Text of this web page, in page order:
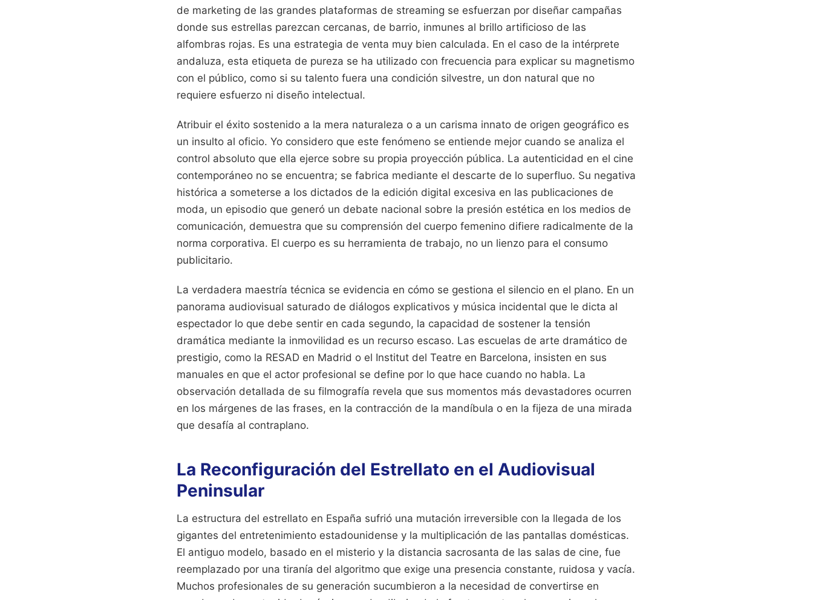
de marketing de las grandes plataformas de streaming se esfuerzan por diseñar campañas
donde sus estrellas parezcan cercanas, de barrio, inmunes al brillo artificioso de las
alfombras rojas. Es una estrategia de venta muy bien calculada. En el caso de la intérprete
andaluza, esta etiqueta de pureza se ha utilizado con frecuencia para explicar su magnetismo
con el público, como si su talento fuera una condición silvestre, un don natural que no
requiere esfuerzo ni diseño intelectual.
Atribuir el éxito sostenido a la mera naturaleza o a un carisma innato de origen geográfico es
un insulto al oficio. Yo considero que este fenómeno se entiende mejor cuando se analiza el
control absoluto que ella ejerce sobre su propia proyección pública. La autenticidad en el cine
contemporáneo no se encuentra; se fabrica mediante el descarte de lo superfluo. Su negativa
histórica a someterse a los dictados de la edición digital excesiva en las publicaciones de
moda, un episodio que generó un debate nacional sobre la presión estética en los medios de
comunicación, demuestra que su comprensión del cuerpo femenino difiere radicalmente de la
norma corporativa. El cuerpo es su herramienta de trabajo, no un lienzo para el consumo
publicitario.
La verdadera maestría técnica se evidencia en cómo se gestiona el silencio en el plano. En un
panorama audiovisual saturado de diálogos explicativos y música incidental que le dicta al
espectador lo que debe sentir en cada segundo, la capacidad de sostener la tensión
dramática mediante la inmovilidad es un recurso escaso. Las escuelas de arte dramático de
prestigio, como la RESAD en Madrid o el Institut del Teatre en Barcelona, insisten en sus
manuales en que el actor profesional se define por lo que hace cuando no habla. La
observación detallada de su filmografía revela que sus momentos más devastadores ocurren
en los márgenes de las frases, en la contracción de la mandíbula o en la fijeza de una mirada
que desafía al contraplano.
La Reconfiguración del Estrellato en el Audiovisual
Peninsular
La estructura del estrellato en España sufrió una mutación irreversible con la llegada de los
gigantes del entretenimiento estadounidense y la multiplicación de las pantallas domésticas.
El antiguo modelo, basado en el misterio y la distancia sacrosanta de las salas de cine, fue
reemplazado por una tiranía del algoritmo que exige una presencia constante, ruidosa y vacía.
Muchos profesionales de su generación sucumbieron a la necesidad de convertirse en